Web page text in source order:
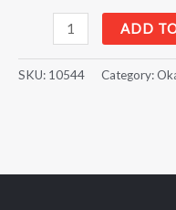
100l/min
quantity
ADD
SKU: 10544 Category: